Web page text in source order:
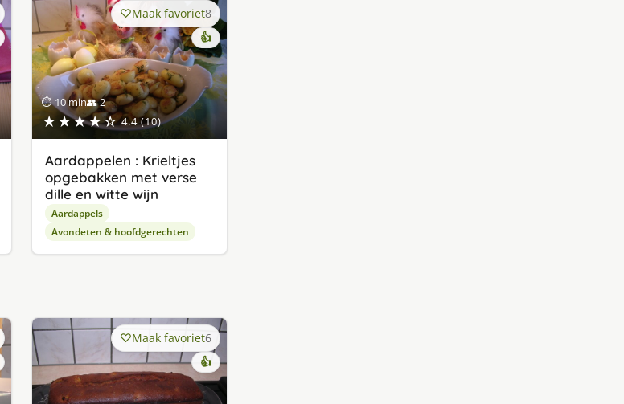
⏱ 10 min👥 2
★★★★☆ 4.4 (10)
Maak favoriet8
👍
Aardappelen : Krieltjes
opgebakken met verse
dille en witte wijn
Aardappels
Avondeten & hoofdgerechten
Maak favoriet6
👍